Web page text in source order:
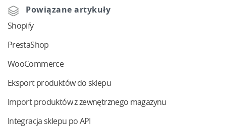
Powiązane artykuły
Shopify
PrestaShop
WooCommerce
Eksport produktów do sklepu
Import produktów z zewnętrznego magazynu
Integracja sklepu po API